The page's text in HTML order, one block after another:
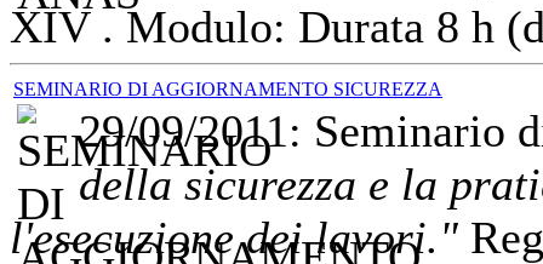
XIV . Modulo: Durata 8 h
SEMINARIO DI AGGIORNAMENTO SICUREZZA
29/09/2011: Seminario
della sicurezza e la
l'esecuzione dei lavori."